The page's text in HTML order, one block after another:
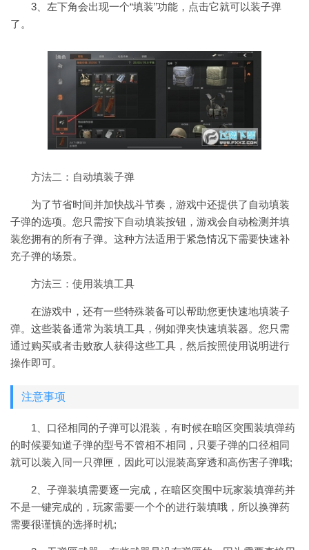
3、左下角会出现一个“填装”功能，点击它就可以装子弹
了。
方法二：自动填装子弹
为了节省时间并加快战斗节奏，游戏中还提供了自动填装
子弹的选项。您只需按下自动填装按钮，游戏会自动检测并填
装您拥有的所有子弹。这种方法适用于紧急情况下需要快速补
充子弹的场景。
方法三：使用装填工具
在游戏中，还有一些特殊装备可以帮助您更快速地填装子
弹。这些装备通常为装填工具，例如弹夹快速填装器。您只需
通过购买或者击败敌人获得这些工具，然后按照使用说明进行
操作即可。
注意事项
1、口径相同的子弹可以混装，有时候在暗区突围装填弹药
的时候要知道子弹的型号不管相不相同，只要子弹的口径相同
就可以装入同一只弹匣，因此可以混装高穿透和高伤害子弹哦;
2、子弹装填需要逐一完成，在暗区突围中玩家装填弹药并
不是一键完成的，玩家需要一个个的进行装填哦，所以换弹药
需要很谨慎的选择时机;